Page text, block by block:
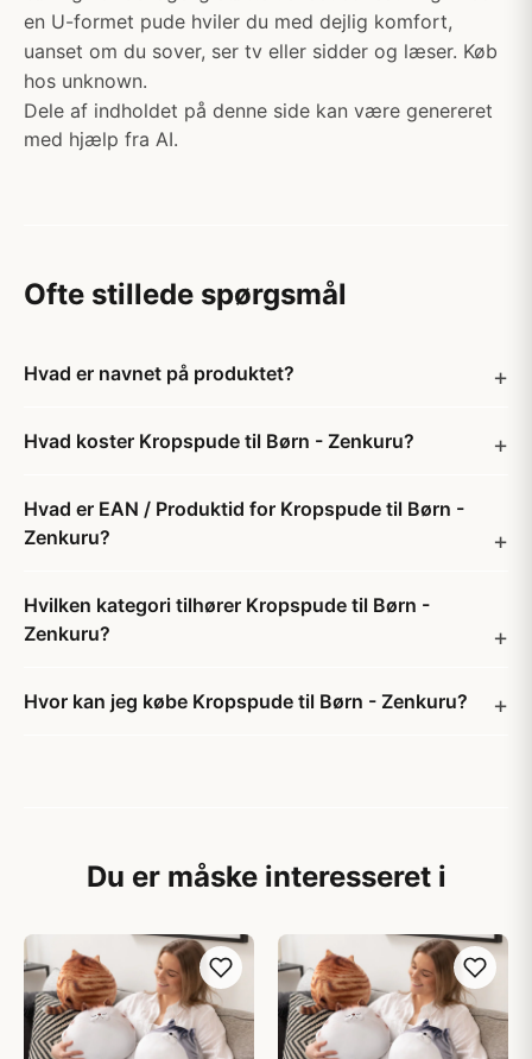
en U-formet pude hviler du med dejlig komfort,
uanset om du sover, ser tv eller sidder og læser. Køb
hos unknown.
Dele af indholdet på denne side kan være genereret
med hjælp fra AI.
Ofte stillede spørgsmål
Hvad er navnet på produktet?
Hvad koster Kropspude til Børn - Zenkuru?
Hvad er EAN / Produktid for Kropspude til Børn -
Zenkuru?
Hvilken kategori tilhører Kropspude til Børn -
Zenkuru?
Hvor kan jeg købe Kropspude til Børn - Zenkuru?
Du er måske interesseret i